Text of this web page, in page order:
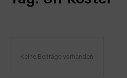
Keine Beiträge vorhanden